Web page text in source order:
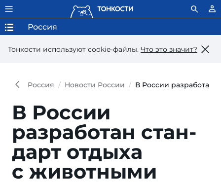
Тонкости используют сookie-файлы. Что это значит?
Россия
Россия Новости России В России разработан
В России
разработан стан­
дарт от­дыха
с животными